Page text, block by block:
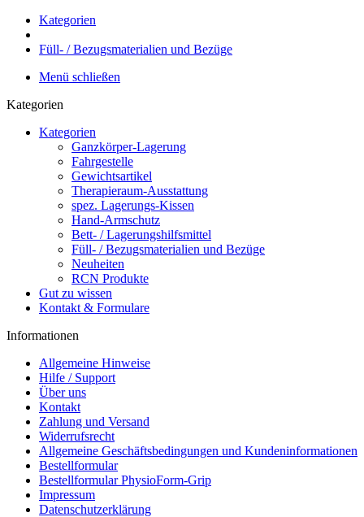
Kategorien
Füll- / Bezugsmaterialien und Bezüge
Menü schließen
Kategorien
Kategorien
Ganzkörper-Lagerung
Fahrgestelle
Gewichtsartikel
Therapieraum-Ausstattung
spez. Lagerungs-Kissen
Hand-Armschutz
Bett- / Lagerungshilfsmittel
Füll- / Bezugsmaterialien und Bezüge
Neuheiten
RCN Produkte
Gut zu wissen
Kontakt & Formulare
Informationen
Allgemeine Hinweise
Hilfe / Support
Über uns
Kontakt
Zahlung und Versand
Widerrufsrecht
Allgemeine Geschäftsbedingungen und Kundeninformationen
Bestellformular
Bestellformular PhysioForm-Grip
Impressum
Datenschutzerklärung